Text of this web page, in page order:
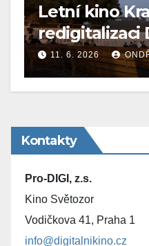
Letní kino
redigitalizaci
11. 6. 2026
Kontakty
Pro-DIGI, z.s.
Kino Světozor
Vodičkova 41, Praha 1
info@digitalnikino.cz